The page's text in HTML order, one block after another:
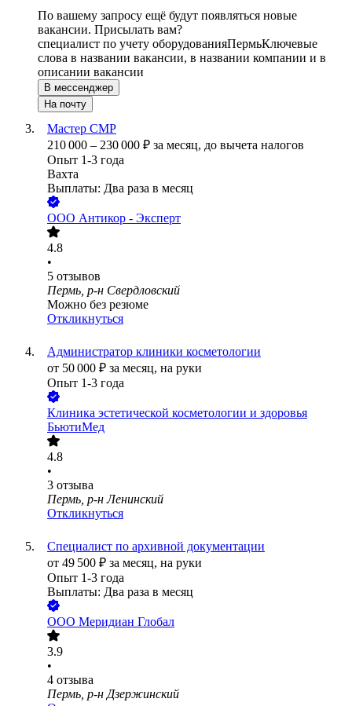
По вашему запросу ещё будут появляться новые
вакансии. Присылать вам?
специалист по учету оборудованияПермьКлючевые
слова в названии вакансии, в названии компании и в
описании вакансии
В мессенджер
На почту
Мастер СМР
210 000 – 230 000 ₽ за месяц, до вычета налогов
Опыт 1-3 года
Вахта
Выплаты: Два раза в месяц
ООО Антикор - Эксперт
4.8
•
5 отзывов
Пермь, р-н Свердловский
Можно без резюме
Откликнуться
Администратор клиники косметологии
от 50 000 ₽ за месяц, на руки
Опыт 1-3 года
Клиника эстетической косметологии и здоровья
БьютиМед
4.8
•
3 отзыва
Пермь, р-н Ленинский
Откликнуться
Специалист по архивной документации
от 49 500 ₽ за месяц, на руки
Опыт 1-3 года
Выплаты: Два раза в месяц
ООО Меридиан Глобал
3.9
•
4 отзыва
Пермь, р-н Дзержинский